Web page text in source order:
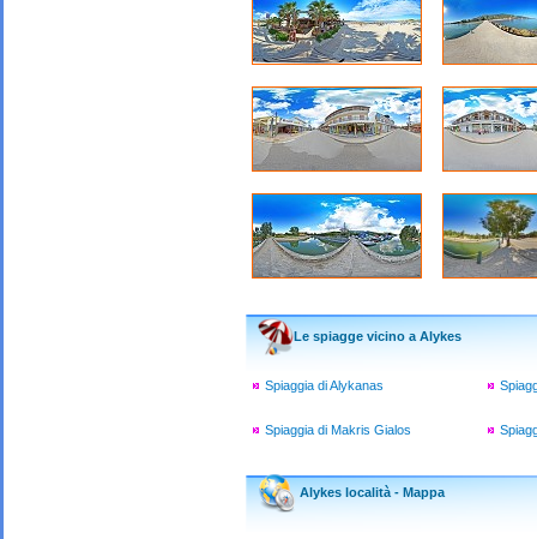
Le spiagge vicino a Alykes
Spiaggia di Alykanas
Spiaggia di Makris Gialos
Alykes località - Mappa